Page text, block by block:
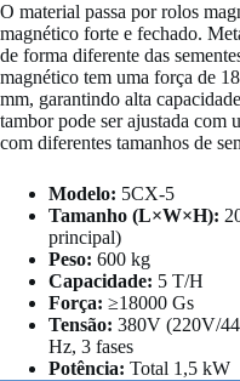
O material passa por rolos
magnético forte e fechado.
de forma diferente das
magnético tem uma força de
mm, garantindo alta
tambor pode ser ajustada com
com diferentes tamanhos de
Modelo: 5CX-5
Tamanho (L×W×H):
principal)
Peso: 600 kg
Capacidade: 5 T/H
Força: ≥18000 Gs
Tensão: 380V (220V/
Hz, 3 fases
Potência: Total 1,5 kW